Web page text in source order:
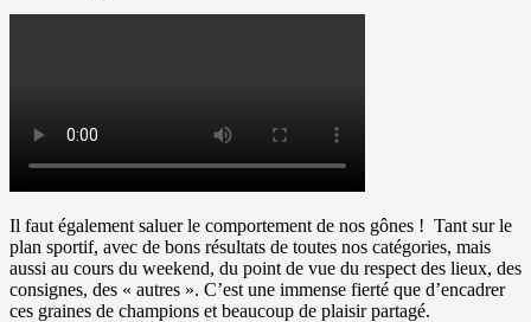
Il faut également saluer le comportement de nos gônes ! Tant sur le
plan sportif, avec de bons résultats de toutes nos catégories, mais
aussi au cours du weekend, du point de vue du respect des lieux, des
consignes, des « autres ». C’est une immense fierté que d’encadrer
ces graines de champions et beaucoup de plaisir partagé.